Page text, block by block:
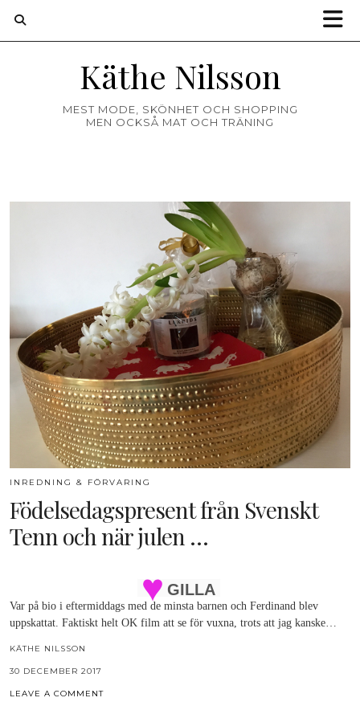
Käthe Nilsson
MEST MODE, SKÖNHET OCH SHOPPING
MEN OCKSÅ MAT OCH TRÄNING
INREDNING & FÖRVARING
Födelsedagspresent från Svenskt
Tenn och när julen …
GILLA
Var på bio i eftermiddags med de minsta barnen och Ferdinand blev
uppskattat. Faktiskt helt OK film att se för vuxna, trots att jag kanske…
KÄTHE NILSSON
30 DECEMBER 2017
LEAVE A COMMENT